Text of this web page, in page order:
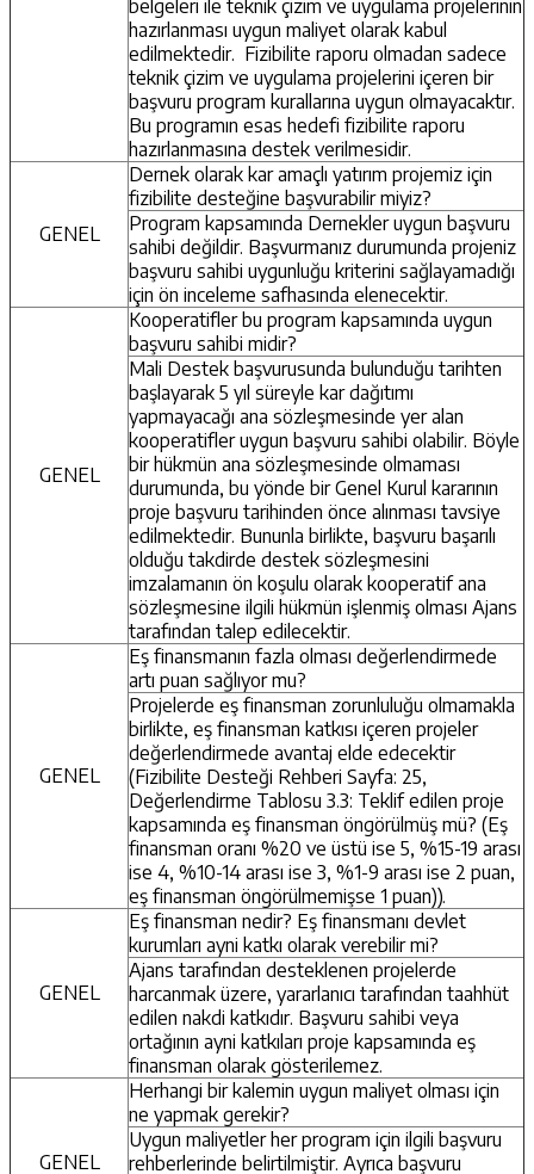
belgeleri ile teknik çizim ve uygulama projelerinin
hazırlanması uygun maliyet olarak kabul
edilmektedir. Fizibilite raporu olmadan sadece
teknik çizim ve uygulama projelerini içeren bir
başvuru program kurallarına uygun olmayacaktır.
Bu programın esas hedefi fizibilite raporu
hazırlanmasına destek verilmesidir.
GENEL
Dernek olarak kar amaçlı yatırım projemiz için
fizibilite desteğine başvurabilir miyiz?
Program kapsamında Dernekler uygun başvuru
sahibi değildir. Başvurmanız durumunda projeniz
başvuru sahibi uygunluğu kriterini sağlayamadığı
için ön inceleme safhasında elenecektir.
GENEL
Kooperatifler bu program kapsamında uygun
başvuru sahibi midir?
Mali Destek başvurusunda bulunduğu tarihten
başlayarak 5 yıl süreyle kar dağıtımı
yapmayacağı ana sözleşmesinde yer alan
kooperatifler uygun başvuru sahibi olabilir. Böyle
bir hükmün ana sözleşmesinde olmaması
durumunda, bu yönde bir Genel Kurul kararının
proje başvuru tarihinden önce alınması tavsiye
edilmektedir. Bununla birlikte, başvuru başarılı
olduğu takdirde destek sözleşmesini
imzalamanın ön koşulu olarak kooperatif ana
sözleşmesine ilgili hükmün işlenmiş olması Ajans
tarafından talep edilecektir.
GENEL
Eş finansmanın fazla olması değerlendirmede
artı puan sağlıyor mu?
Projelerde eş finansman zorunluluğu olmamakla
birlikte, eş finansman katkısı içeren projeler
değerlendirmede avantaj elde edecektir
(Fizibilite Desteği Rehberi Sayfa: 25,
Değerlendirme Tablosu 3.3: Teklif edilen proje
kapsamında eş finansman öngörülmüş mü? (Eş
finansman oranı %20 ve üstü ise 5, %15-19 arası
ise 4, %10-14 arası ise 3, %1-9 arası ise 2 puan,
eş finansman öngörülmemişse 1 puan)).
GENEL
Eş finansman nedir? Eş finansmanı devlet
kurumları ayni katkı olarak verebilir mi?
Ajans tarafından desteklenen projelerde
harcanmak üzere, yararlanıcı tarafından taahhüt
edilen nakdi katkıdır. Başvuru sahibi veya
ortağının ayni katkıları proje kapsamında eş
finansman olarak gösterilemez.
GENEL
Herhangi bir kalemin uygun maliyet olması için
ne yapmak gerekir?
Uygun maliyetler her program için ilgili başvuru
rehberlerinde belirtilmiştir. Ayrıca başvuru